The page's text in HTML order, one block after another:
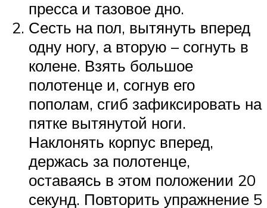
пресса и тазовое дно.
Сесть на пол, вытянуть вперед
одну ногу, а вторую – согнуть в
колене. Взять большое
полотенце и, согнув его
пополам, сгиб зафиксировать на
пятке вытянутой ноги.
Наклонять корпус вперед,
держась за полотенце,
оставаясь в этом положении 20
секунд. Повторить упражнение 5